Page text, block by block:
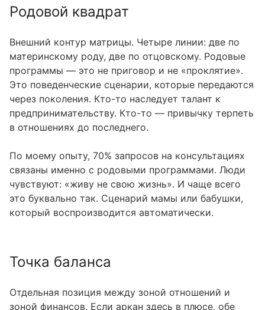
Родовой квадрат
Внешний контур матрицы. Четыре линии: две по
материнскому роду, две по отцовскому. Родовые
программы — это не приговор и не «проклятие».
Это поведенческие сценарии, которые передаются
через поколения. Кто-то наследует талант к
предпринимательству. Кто-то — привычку терпеть
в отношениях до последнего.
По моему опыту, 70% запросов на консультациях
связаны именно с родовыми программами. Люди
чувствуют: «живу не свою жизнь». И чаще всего
это буквально так. Сценарий мамы или бабушки,
который воспроизводится автоматически.
Точка баланса
Отдельная позиция между зоной отношений и
зоной финансов. Если аркан здесь в плюсе, обе